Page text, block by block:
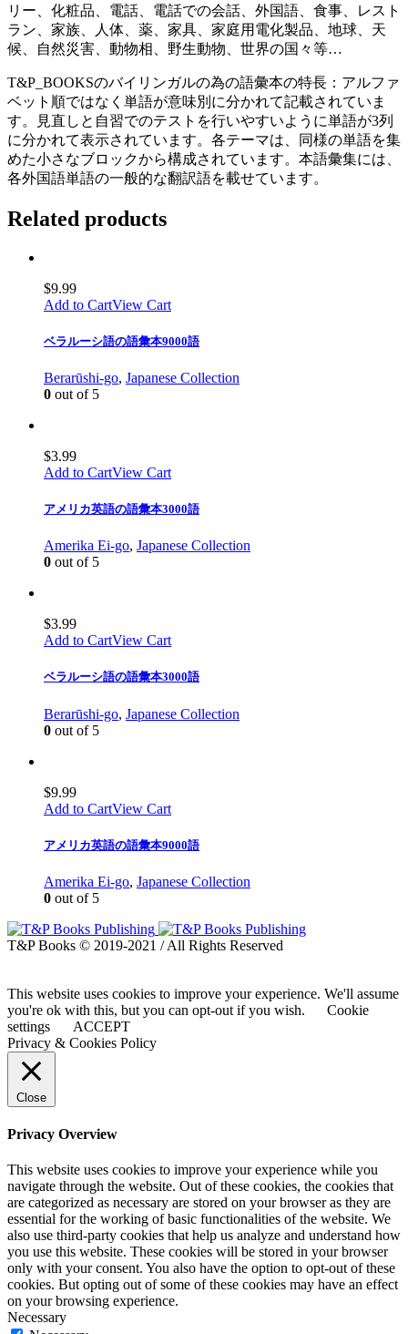
リー、化粧品、電話、電話での会話、外国語、食事、レスト
ラン、家族、人体、薬、家具、家庭用電化製品、地球、天
候、自然災害、動物相、野生動物、世界の国々等…
T&P_BOOKSのバイリンガルの為の語彙本の特長：アルファ
ベット順ではなく単語が意味別に分かれて記載されていま
す。見直しと自習でのテストを行いやすいように単語が3列
に分かれて表示されています。各テーマは、同様の単語を集
めた小さなブロックから構成されています。本語彙集には、
各外国語単語の一般的な翻訳語を載せています。
Related products
$9.99
Add to CartView Cart
ベラルーシ語の語彙本9000語
Berarūshi-go, Japanese Collection
0 out of 5
$3.99
Add to CartView Cart
アメリカ英語の語彙本3000語
Amerika Ei-go, Japanese Collection
0 out of 5
$3.99
Add to CartView Cart
ベラルーシ語の語彙本3000語
Berarūshi-go, Japanese Collection
0 out of 5
$9.99
Add to CartView Cart
アメリカ英語の語彙本9000語
Amerika Ei-go, Japanese Collection
0 out of 5
T&P Books © 2019-2021 / All Rights Reserved
This website uses cookies to improve your experience. We'll assume
you're ok with this, but you can opt-out if you wish.
Cookie
settings
ACCEPT
Privacy & Cookies Policy
Close
Privacy Overview
This website uses cookies to improve your experience while you
navigate through the website. Out of these cookies, the cookies that
are categorized as necessary are stored on your browser as they are
essential for the working of basic functionalities of the website. We
also use third-party cookies that help us analyze and understand how
you use this website. These cookies will be stored in your browser
only with your consent. You also have the option to opt-out of these
cookies. But opting out of some of these cookies may have an effect
on your browsing experience.
Necessary